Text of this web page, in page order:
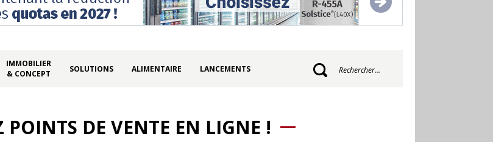
IMMOBILIER
& CONCEPT
SOLUTIONS ALIMENTAIRE LANCEMENTS
POINTS DE VENTE EN LIGNE !